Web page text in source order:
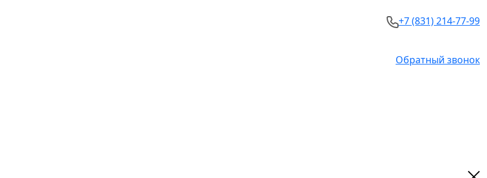
+7 (831) 214-77-99
Обратный звонок